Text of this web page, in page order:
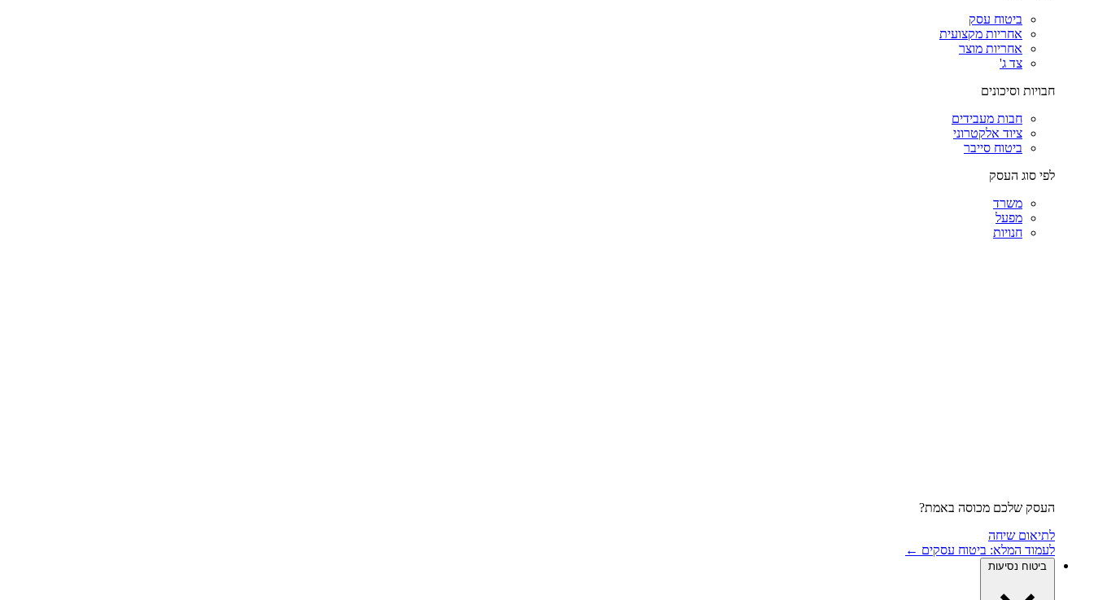
ביטוח עסק
אחריות מקצועית
אחריות מוצר
צד ג'
חבויות וסיכונים
חבות מעבידים
ציוד אלקטרוני
ביטוח סייבר
לפי סוג העסק
משרד
מפעל
חנויות
העסק שלכם מכוסה באמת?
לתיאום שיחה
לעמוד המלא: ביטוח עסקים ←
ביטוח נסיעות